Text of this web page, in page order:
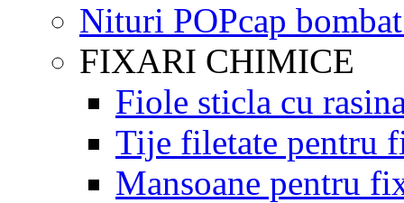
Nituri POPcap
FIXARI CHIMICE
Fiole sticla cu
Tije filetate pentru
Mansoane pentru